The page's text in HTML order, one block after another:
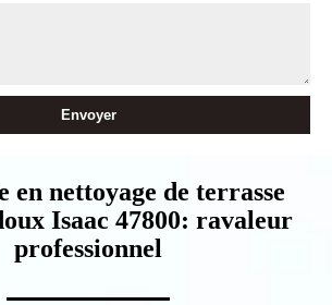
en nettoyage de terrasse
Isaac 47800: ravaleur
professionnel